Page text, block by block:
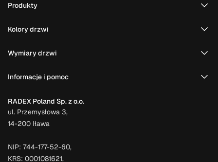
Produkty
Kolory drzwi
Wymiary drzwi
Informacje i pomoc
RADEX Poland Sp. z o.o.
ul. Przemysłowa 3,
14-200 Iława
NIP: 744-177-52-60,
KRS: 0001081621,